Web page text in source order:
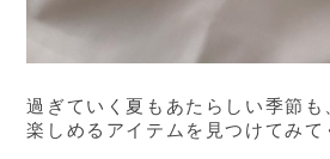
過ぎていく夏もあたらしい季節も
楽しめるアイテムを見つけてみて